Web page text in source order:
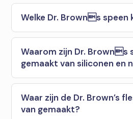
Welke Dr. Browns speen
Waarom zijn Dr. Browns
gemaakt van siliconen en
Waar zijn de Dr. Brown’s
van gemaakt?